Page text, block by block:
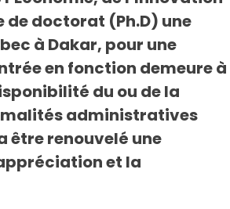
de doctorat (Ph.D) une
à Dakar, pour une
en fonction demeure à
du ou de la
administratives
être renouvelé une
et la